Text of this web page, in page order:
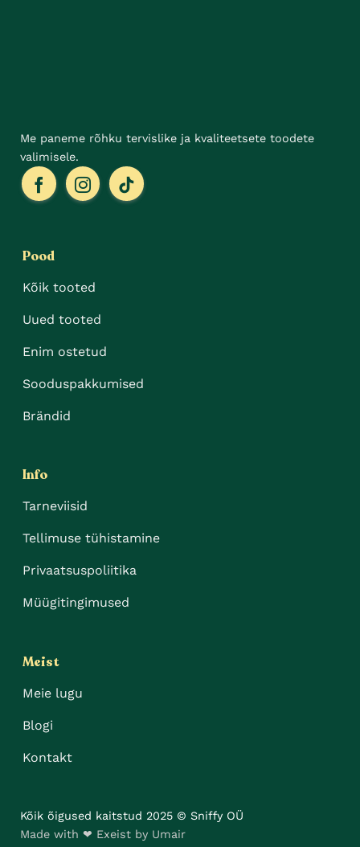
Me paneme rõhku tervislike ja kvaliteetsete toodete
valimisele.
Pood
Kõik tooted
Uued tooted
Enim ostetud
Sooduspakkumised
Brändid
Info
Tarneviisid
Tellimuse tühistamine
Privaatsuspoliitika
Müügitingimused
Meist
Meie lugu
Blogi
Kontakt
Kõik õigused kaitstud 2025 © Sniffy OÜ
Made with ❤ Exeist by Umair